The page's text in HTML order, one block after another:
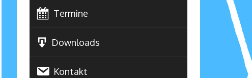
Termine
Downloads
Kontakt